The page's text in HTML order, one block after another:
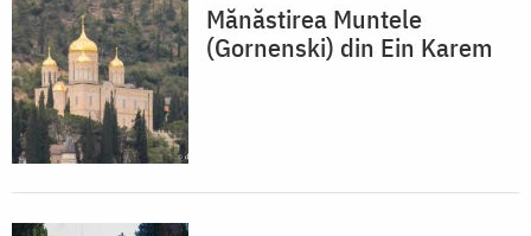
Mănăstirea Muntele
(Gornenski) din Ein Karem